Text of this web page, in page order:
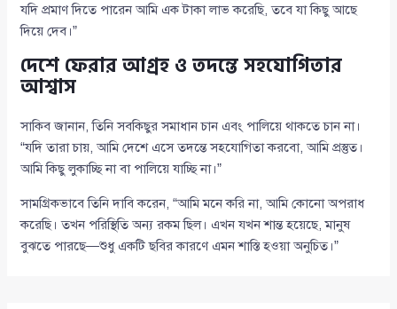
যদি প্রমাণ দিতে পারেন আমি এক টাকা লাভ করেছি, তবে যা কিছু আছে
দিয়ে দেব।”
দেশে ফেরার আগ্রহ ও তদন্তে সহযোগিতার
আশ্বাস
সাকিব জানান, তিনি সবকিছুর সমাধান চান এবং পালিয়ে থাকতে চান না।
“যদি তারা চায়, আমি দেশে এসে তদন্তে সহযোগিতা করবো, আমি প্রস্তুত।
আমি কিছু লুকাচ্ছি না বা পালিয়ে যাচ্ছি না।”
সামগ্রিকভাবে তিনি দাবি করেন, “আমি মনে করি না, আমি কোনো অপরাধ
করেছি। তখন পরিস্থিতি অন্য রকম ছিল। এখন যখন শান্ত হয়েছে, মানুষ
বুঝতে পারছে—শুধু একটি ছবির কারণে এমন শাস্তি হওয়া অনুচিত।”